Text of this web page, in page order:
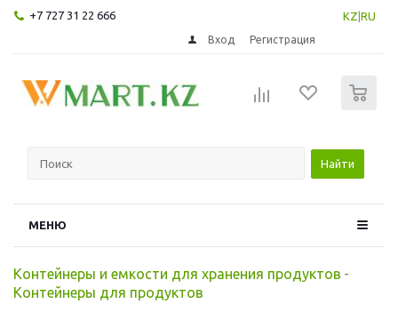
+7 727 31 22 666 KZ RU
Вход Регистрация
Найти
МЕНЮ
Контейнеры и емкости для хранения продуктов -
Контейнеры для продуктов